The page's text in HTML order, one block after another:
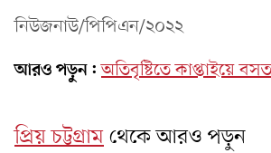
নিউজনাউ/পিপিএন/২০২২
আরও পড়ুন: অতিবৃষ্টিতে কাপ্তাইয়ে
প্রিয় চট্টগ্রামথেকে আরও পড়ুন